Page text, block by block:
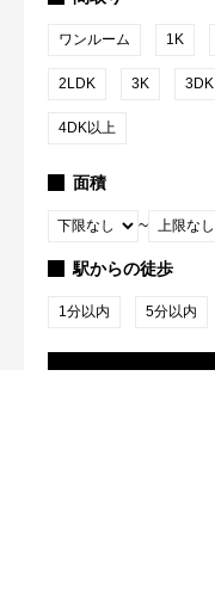
ワンルーム 1K
2LDK 3K 3DK
4DK以上
面積
~
駅からの徒歩
1分以内 5分以内